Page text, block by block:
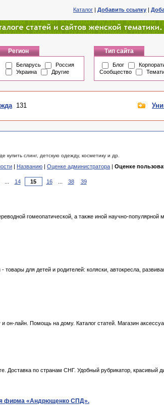
Каталог | Добавить ссылку |
Регион
Беларусь
Россия
Украина
Другие
Тип сайта
Блог
Сообщество
131
слинг, детскую одежду, косметику и др.
| Названию | Оценке администратора | Оценке
14 16 38 39
гомеопатической, а также иной научно-популярной
для детей и родителей: коляски, автокресла,
он-лайн. Помощь на дому. Каталог статей. Магазин
Доставка по странам СНГ. Удобный рубрикатор, красивый
фирма «Андрющенко СПД».